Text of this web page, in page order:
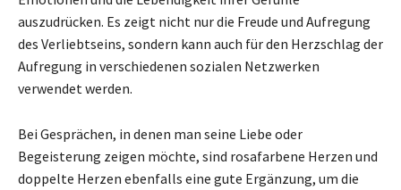
auszudrücken. Es zeigt nicht nur die Freude und Aufregung
des Verliebtseins, sondern kann auch für den Herzschlag der
Aufregung in verschiedenen sozialen Netzwerken
verwendet werden.
Bei Gesprächen, in denen man seine Liebe oder
Begeisterung zeigen möchte, sind rosafarbene Herzen und
doppelte Herzen ebenfalls eine gute Ergänzung, um die